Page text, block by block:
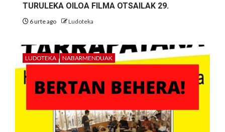
TURULEKA OILOA FILMA OTSAILAK 29.
6 urte ago Ludoteka
LUDOTEKA NABARMENDUAK